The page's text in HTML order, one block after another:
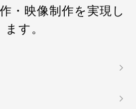
・映像制作を実現し
ます。